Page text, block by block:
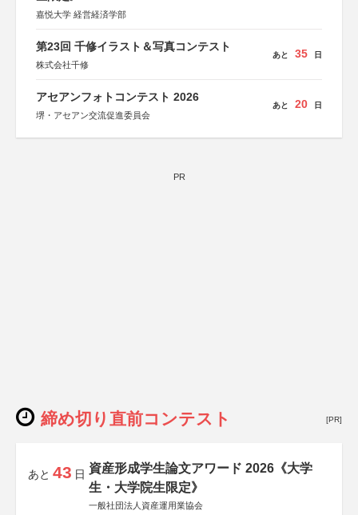
嘉悦大学 経営経済学部
第23回 千修イラスト＆写真コンテスト
株式会社千修
あと 35 日
アセアンフォトコンテスト 2026
堺・アセアン交流促進委員会
あと 20 日
PR
締め切り直前コンテスト [PR]
あと 43 日 資産形成学生論文アワード 2026《大学
生・大学院生限定》
一般社団法人資産運用業協会